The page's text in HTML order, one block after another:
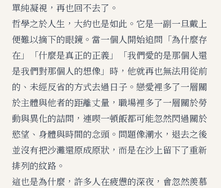
單純凝視，再也回不去了。
哲學之於人生，大約也是如此。它是一副一旦戴上
便難以摘下的眼鏡。當一個人開始追問「為什麼存
在」「什麼是真正的正義」「我們愛的是那個人還
是我們對那個人的想像」時，他就再也無法用從前
的、未經反省的方式去過日子。戀愛裡多了一層關
於主體與他者的距離丈量，職場裡多了一層關於勞
動與異化的詰問，連喫一頓飯都可能忽然閃過關於
慾望、身體與時間的念頭。問題像潮水，退去之後
並沒有把沙灘還原成原狀，而是在沙上留下了重新
排列的紋路。
這也是為什麼，許多人在疲憊的深夜，會忽然羨慕